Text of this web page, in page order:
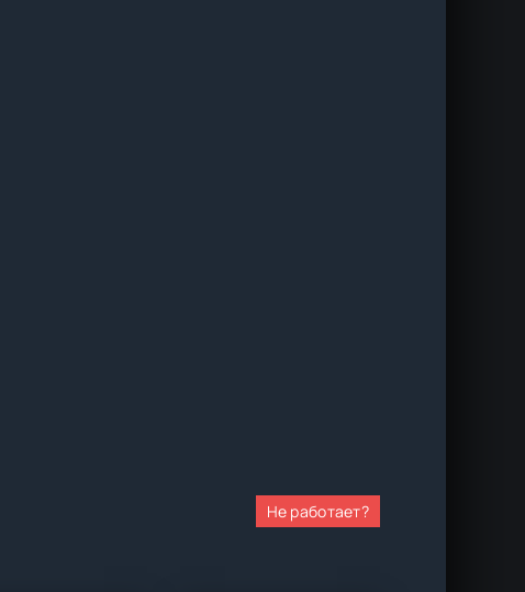
Не работает?